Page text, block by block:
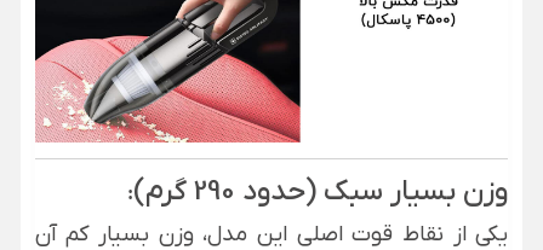
وزن بسیار سبک (حدود 290 گرم) :
یکی از نقاط قوت اصلی این مدل، وزن بسیار کم آن